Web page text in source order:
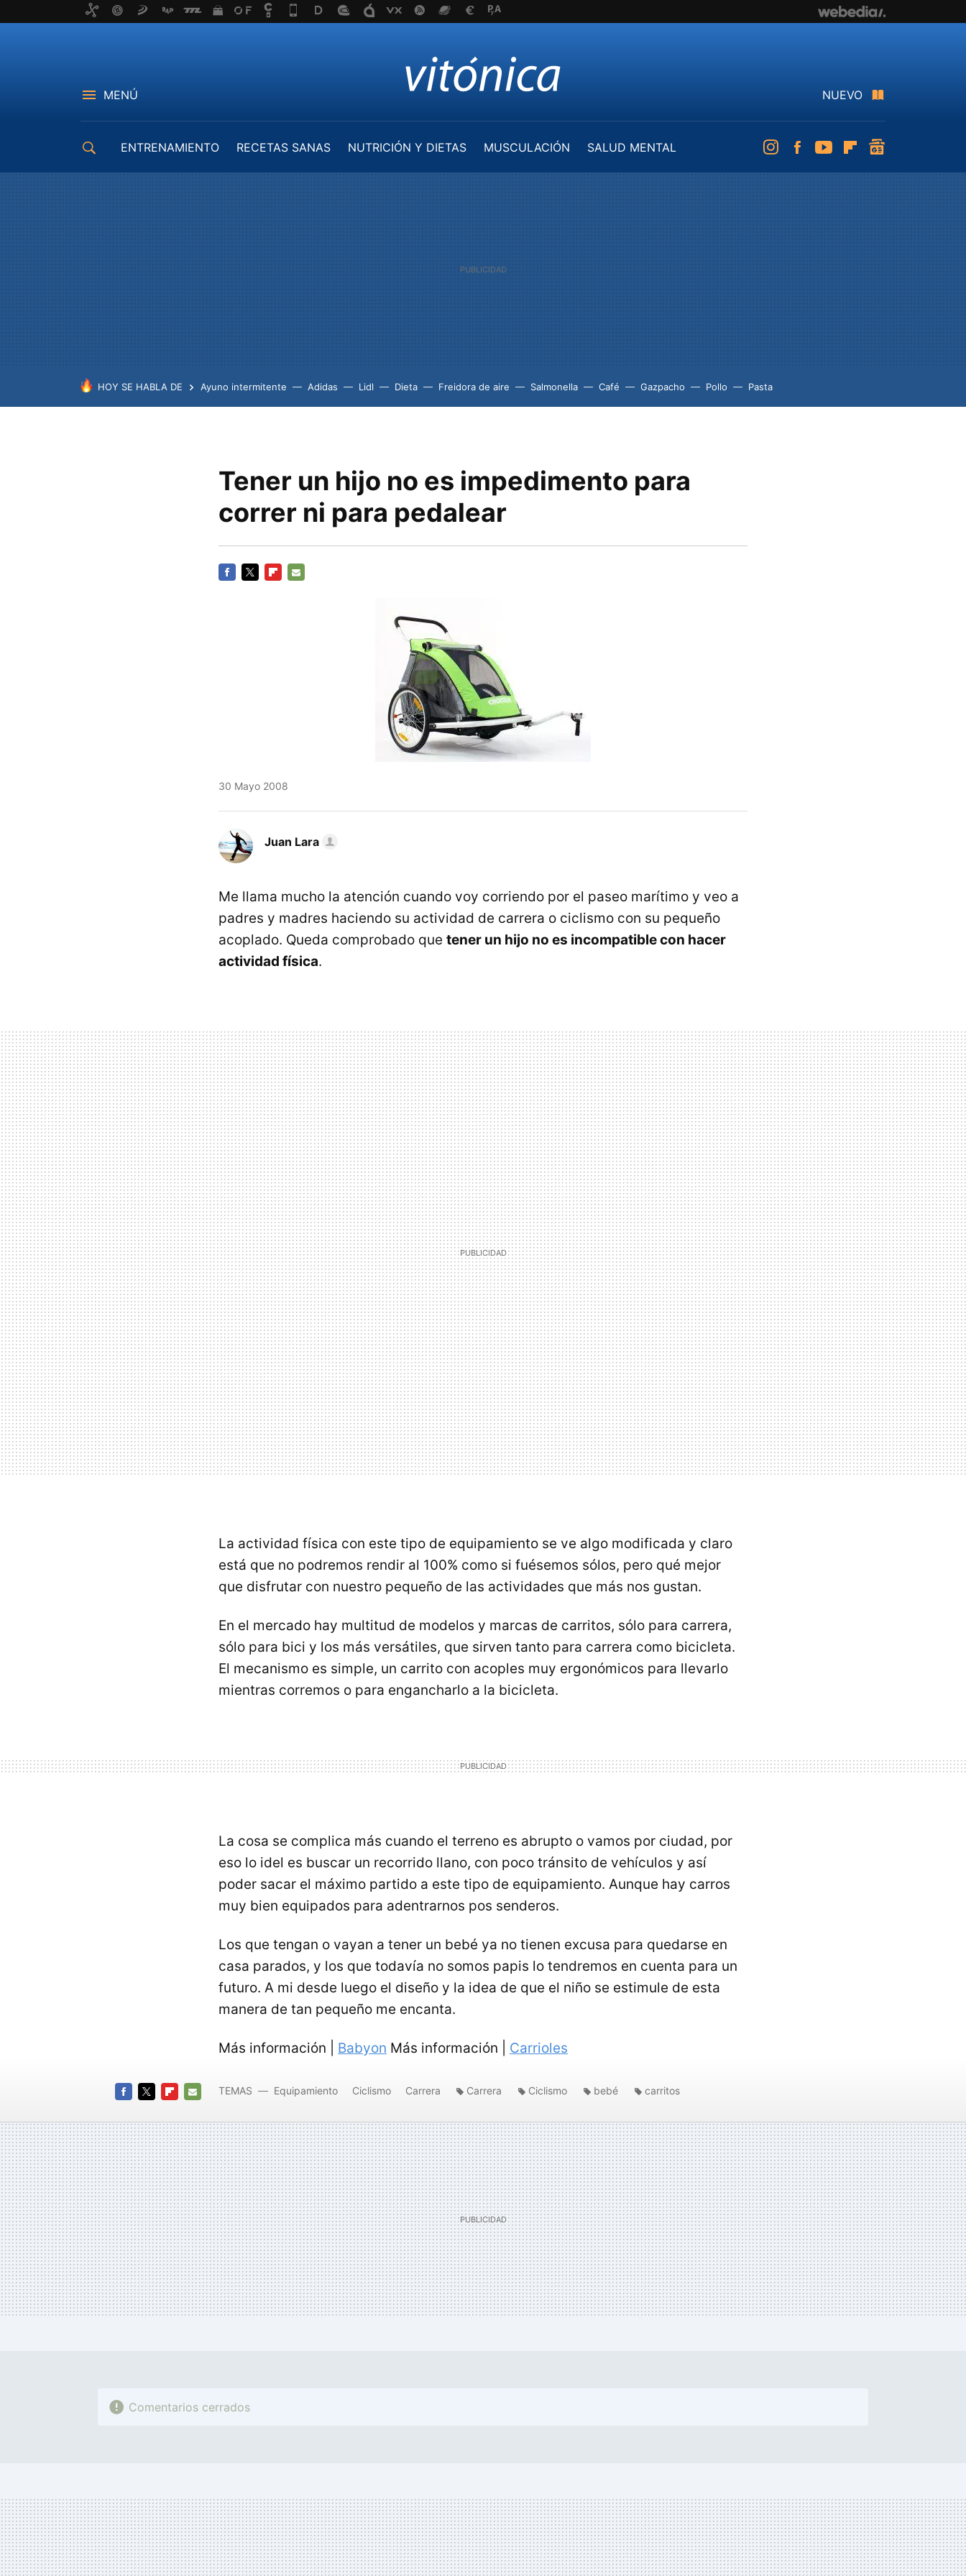
MENÚ NUEVO
ENTRENAMIENTO RECETAS SANAS NUTRICIÓN Y DIETAS MUSCULACIÓN
SALUD MENTAL
InstagramFacebookYoutubeFlipboard
HOY SE HABLA DE Ayuno intermitente Adidas Lidl Dieta Freidora de aire Salmonella Café Gazpacho Pollo Pasta
Tener un hijo no es impedimento para
correr ni para pedalear
30 Mayo 2008
Juan Lara
Me llama mucho la atención cuando voy corriendo por el paseo marítimo y veo a
padres y madres haciendo su actividad de carrera o ciclismo con su pequeño
acoplado. Queda comprobado que tener un hijo no es incompatible con hacer
actividad física.
La actividad física con este tipo de equipamiento se ve algo modificada y claro
está que no podremos rendir al 100% como si fuésemos sólos, pero qué mejor
que disfrutar con nuestro pequeño de las actividades que más nos gustan.
En el mercado hay multitud de modelos y marcas de carritos, sólo para carrera,
sólo para bici y los más versátiles, que sirven tanto para carrera como bicicleta.
El mecanismo es simple, un carrito con acoples muy ergonómicos para llevarlo
mientras corremos o para engancharlo a la bicicleta.
La cosa se complica más cuando el terreno es abrupto o vamos por ciudad, por
eso lo idel es buscar un recorrido llano, con poco tránsito de vehículos y así
poder sacar el máximo partido a este tipo de equipamiento. Aunque hay carros
muy bien equipados para adentrarnos pos senderos.
Los que tengan o vayan a tener un bebé ya no tienen excusa para quedarse en
casa parados, y los que todavía no somos papis lo tendremos en cuenta para un
futuro. A mi desde luego el diseño y la idea de que el niño se estimule de esta
manera de tan pequeño me encanta.
Más información | Babyon Más información | Carrioles
MAIL
TEMAS Equipamiento Ciclismo Carrera Carrera Ciclismo bebé carritos
Comentarios cerrados